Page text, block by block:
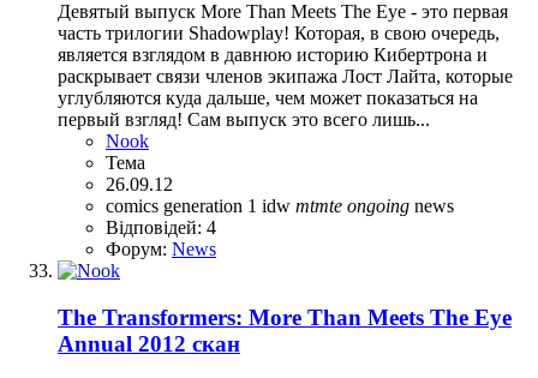
Девятый выпуск More Than Meets The Eye - это первая
часть трилогии Shadowplay! Которая, в свою очередь,
является взглядом в давнюю историю Кибертрона и
раскрывает связи членов экипажа Лост Лайта, которые
углубляются куда дальше, чем может показаться на
первый взгляд! Сам выпуск это всего лишь...
Nook
Тема
26.09.12
comics generation 1 idw mtmte ongoing news
Відповідей: 4
Форум: News
The Transformers: More Than Meets The Eye
Annual 2012 скан